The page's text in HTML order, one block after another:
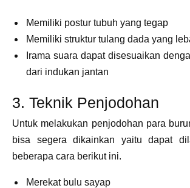
Memiliki postur tubuh yang tegap
Memiliki struktur tulang dada yang
Irama suara dapat disesuaikan
dari indukan jantan
3. Teknik Penjodohan
Untuk melakukan penjodohan para
bisa segera dikainkan yaitu dapat
beberapa cara berikut ini.
Merekat bulu sayap